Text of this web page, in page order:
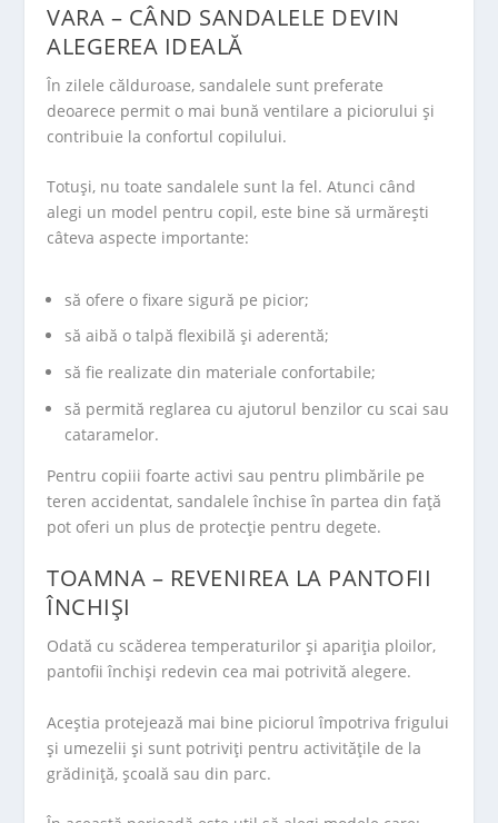
VARA – CÂND SANDALELE DEVIN
ALEGEREA IDEALĂ
În zilele călduroase, sandalele sunt preferate
deoarece permit o mai bună ventilare a piciorului și
contribuie la confortul copilului.
Totuși, nu toate sandalele sunt la fel. Atunci când
alegi un model pentru copil, este bine să urmărești
câteva aspecte importante:
să ofere o fixare sigură pe picior;
să aibă o talpă flexibilă și aderentă;
să fie realizate din materiale confortabile;
să permită reglarea cu ajutorul benzilor cu scai sau
cataramelor.
Pentru copiii foarte activi sau pentru plimbările pe
teren accidentat, sandalele închise în partea din față
pot oferi un plus de protecție pentru degete.
TOAMNA – REVENIREA LA PANTOFII
ÎNCHIȘI
Odată cu scăderea temperaturilor și apariția ploilor,
pantofii închiși redevin cea mai potrivită alegere.
Aceștia protejează mai bine piciorul împotriva frigului
și umezelii și sunt potriviți pentru activitățile de la
grădiniță, școală sau din parc.